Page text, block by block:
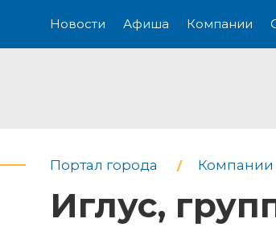
Новости Афиша Компании
Портал города Компании
Иглус,